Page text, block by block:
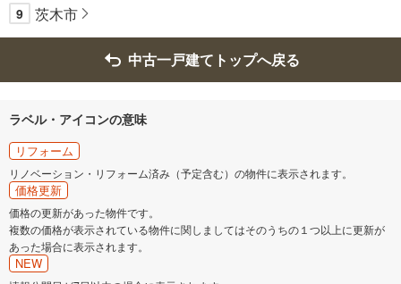
9 茨木市
中古一戸建てトップへ戻る
ラベル・アイコンの意味
リフォーム
リノベーション・リフォーム済み（予定含む）の物件に表示されます。
価格更新
価格の更新があった物件です。
複数の価格が表示されている物件に関しましてはそのうちの１つ以上に更新が
あった場合に表示されます。
NEW